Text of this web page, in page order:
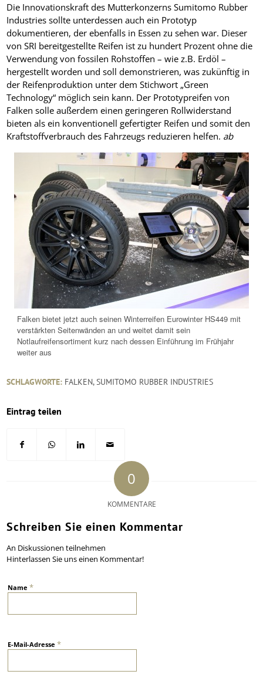
Die Innovationskraft des Mutterkonzerns Sumitomo Rubber
Industries sollte unterdessen auch ein Prototyp
dokumentieren, der ebenfalls in Essen zu sehen war. Dieser
von SRI bereitgestellte Reifen ist zu hundert Prozent ohne die
Verwendung von fossilen Rohstoffen – wie z.B. Erdöl –
hergestellt worden und soll demonstrieren, was zukünftig in
der Reifenproduktion unter dem Stichwort „Green
Technology“ möglich sein kann. Der Prototypreifen von
Falken solle außerdem einen geringeren Rollwiderstand
bieten als ein konventionell gefertigter Reifen und somit den
Kraftstoffverbrauch des Fahrzeugs reduzieren helfen. ab
Falken bietet jetzt auch seinen Winterreifen Eurowinter HS449 mit
verstärkten Seitenwänden an und weitet damit sein
Notlaufreifensortiment kurz nach dessen Einführung im Frühjahr
weiter aus
SCHLAGWORTE: FALKEN,SUMITOMO RUBBER INDUSTRIES
Eintrag teilen
0
KOMMENTARE
Schreiben Sie einen Kommentar
An Diskussionen teilnehmen
Hinterlassen Sie uns einen Kommentar!
Name*
E-Mail-Adresse*